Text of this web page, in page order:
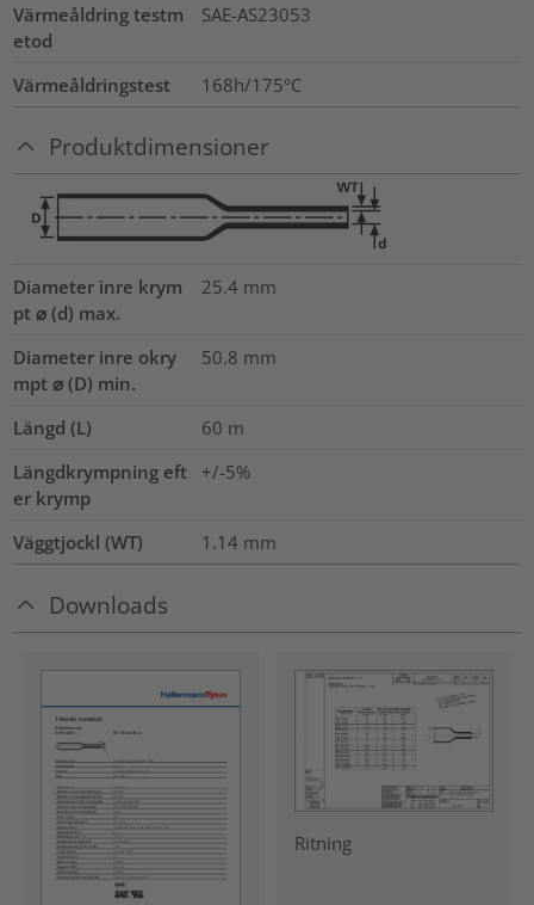
Värmeåldring testm
etod
SAE-AS23053
Värmeåldringstest 168h/175°C
Produktdimensioner
Diameter inre krym
pt ⌀ (d) max.
25.4 mm
Diameter inre okry
mpt ⌀ (D) min.
50.8 mm
Längd (L) 60 m
Längdkrympning eft
er krymp
+/-5%
Väggtjockl (WT) 1.14 mm
Downloads
Ritning